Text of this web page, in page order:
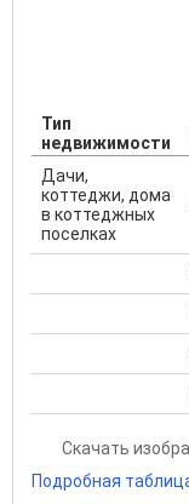
Тип
недвижимости
Дачи,
коттеджи, дома
в коттеджных
поселках
Скачать
Подробная